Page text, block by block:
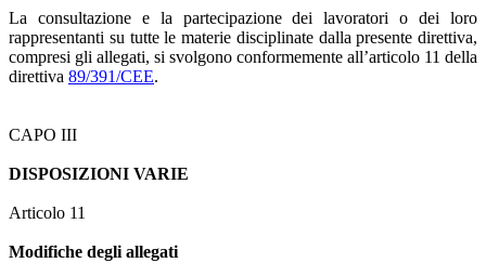
La consultazione e la partecipazione dei lavoratori o dei loro
rappresentanti su tutte le materie disciplinate dalla presente direttiva,
compresi gli allegati, si svolgono conformemente all’articolo 11 della
direttiva 89/391/CEE.
CAPO III
DISPOSIZIONI VARIE
Articolo 11
Modifiche degli allegati